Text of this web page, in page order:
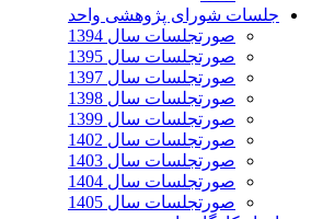
جلسات شورای پژوهشی واحد
صورتجلسات سال 1394
صورتجلسات سال 1395
صورتجلسات سال 1397
صورتجلسات سال 1398
صورتجلسات سال 1399
صورتجلسات سال 1402
صورتجلسات سال 1403
صورتجلسات سال 1404
صورتجلسات سال 1405